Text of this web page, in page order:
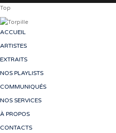
Top
ACCUEIL
ARTISTES
EXTRAITS
NOS PLAYLISTS
COMMUNIQUÉS
NOS SERVICES
À PROPOS
CONTACTS